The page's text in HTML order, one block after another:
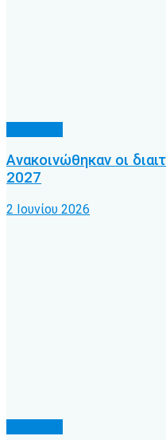
Ανακοινώθηκαν οι
2027
2 Ιουνίου 2026